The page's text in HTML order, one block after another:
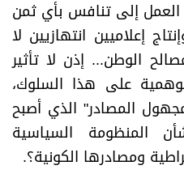
إلى تنافس بأي ثمن
إعلاميين انتهازيين لا
الوطن... إذن لا تأثير
على هذا السلوك،
المصادر" الذي أصبح
المنظومة السياسية
ومصادرها الكونية؟.